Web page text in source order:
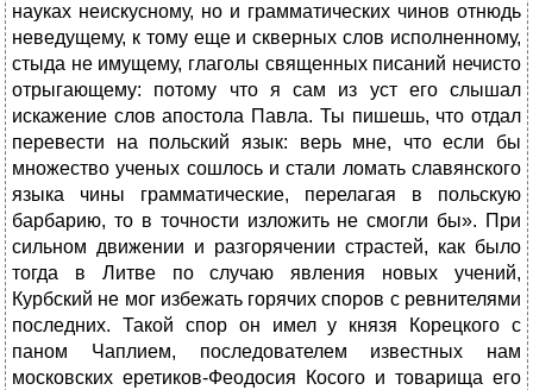
науках неискусному, но и грамматических чинов отнюдь
неведущему, к тому еще и скверных слов исполненному,
стыда не имущему, глаголы священных писаний нечисто
отрыгающему: потому что я сам из уст его слышал
искажение слов апостола Павла. Ты пишешь, что отдал
перевести на польский язык: верь мне, что если бы
множество ученых сошлось и стали ломать славянского
языка чины грамматические, перелагая в польскую
барбарию, то в точности изложить не смогли бы». При
сильном движении и разгорячении страстей, как было
тогда в Литве по случаю явления новых учений,
Курбский не мог избежать горячих споров с ревнителями
последних. Такой спор он имел у князя Корецкого с
паном Чаплием, последователем известных нам
московских еретиков-Феодосия Косого и товарища его